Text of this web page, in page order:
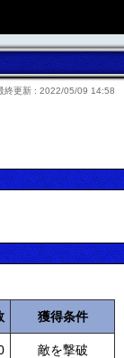
終更新 : 2022/05/09 14:58
獲得条件
敵を撃破